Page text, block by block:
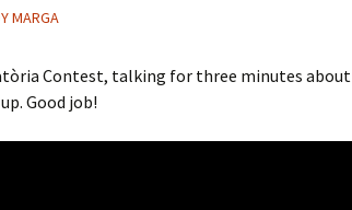
MARGA
Contest, talking for three minutes about
Good job!